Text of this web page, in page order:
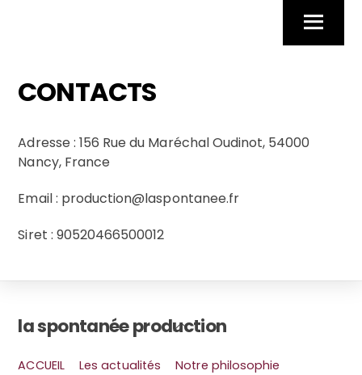
Menu
CONTACTS
Adresse : 156 Rue du Maréchal Oudinot, 54000
Nancy, France
Email : production@laspontanee.fr
Siret : 90520466500012
Back
Top
la spontanée production
ACCUEIL Les actualités
Notre philosophie